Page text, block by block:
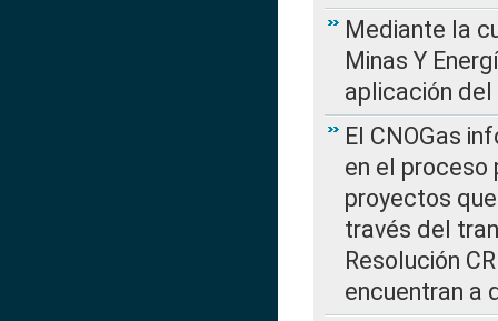
Mediante la
Minas Y
aplicación
El CNOGas
en el proceso
proyectos
través del
Resolución
encuentran a